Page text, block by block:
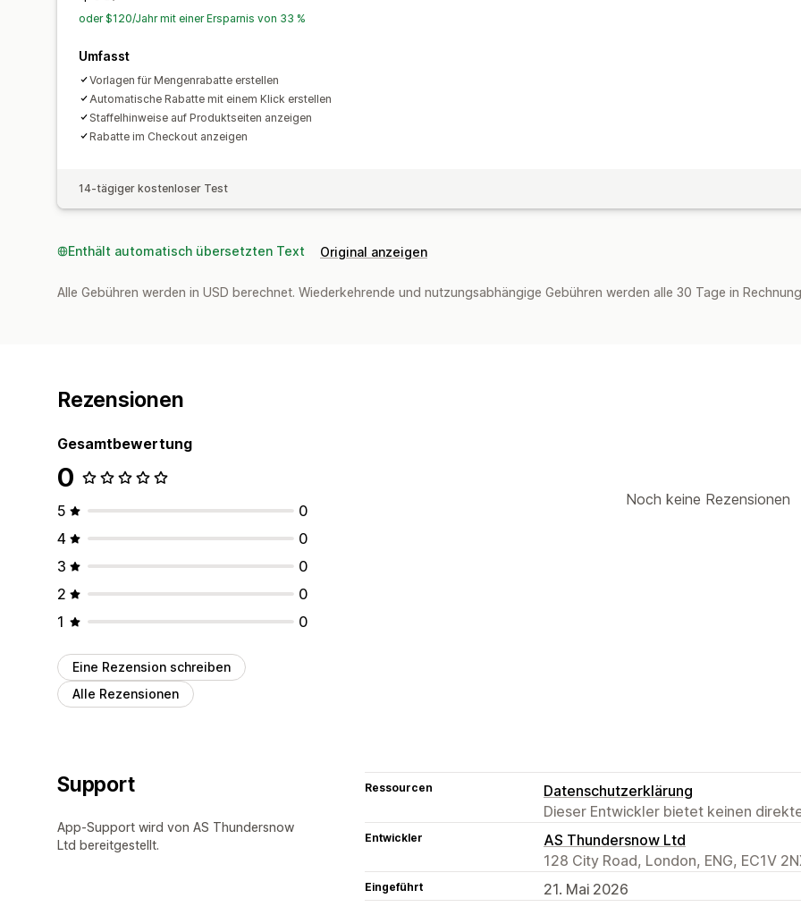
oder $120/Jahr mit einer Ersparnis von 33 %
Umfasst
Vorlagen für Mengenrabatte erstellen
Automatische Rabatte mit einem Klick erstellen
Staffelhinweise auf Produktseiten anzeigen
Rabatte im Checkout anzeigen
14-tägiger kostenloser Test
Enthält automatisch übersetzten Text Original anzeigen
Alle Gebühren werden in USD berechnet. Wiederkehrende und nutzungsabhängige Gebühren werden alle 30 Tage in
Rezensionen
Gesamtbewertung
0
5
0
4
0
3
0
2
0
1
0
Eine Rezension schreiben
Alle Rezensionen
Noch keine Rezensionen
Support
App-Support wird von AS Thundersnow
Ltd bereitgestellt.
Ressourcen
Datenschutzerklärung
Dieser Entwickler bietet keinen
Entwickler
AS Thundersnow Ltd
128 City Road, London, ENG, EC1V
Eingeführt 21. Mai 2026